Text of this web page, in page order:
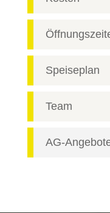
Speiseplan
Team
AG-